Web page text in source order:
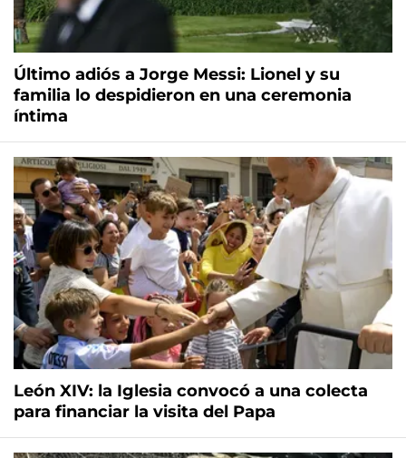
Último adiós a Jorge Messi: Lionel y su
familia lo despidieron en una ceremonia
íntima
León XIV: la Iglesia convocó a una colecta
para financiar la visita del Papa